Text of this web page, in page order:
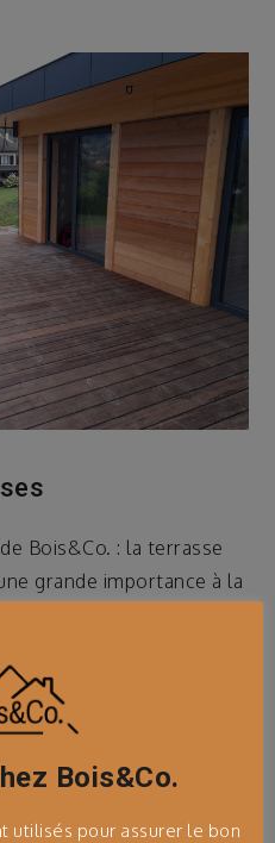
Bois&Co. : la terrasse
grande importance à la
Bois&Co.
utilisés pour assurer le bon